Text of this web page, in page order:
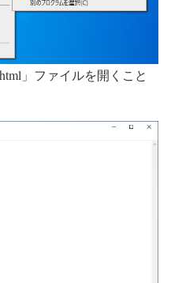
」ファイルを開くこと